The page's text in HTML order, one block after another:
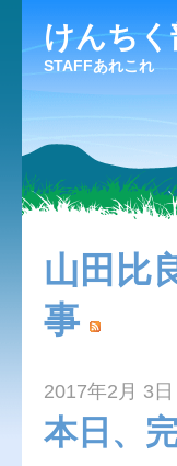
けんち
STAFFあれこれ
山田比
事
2017年2月 3
本日、